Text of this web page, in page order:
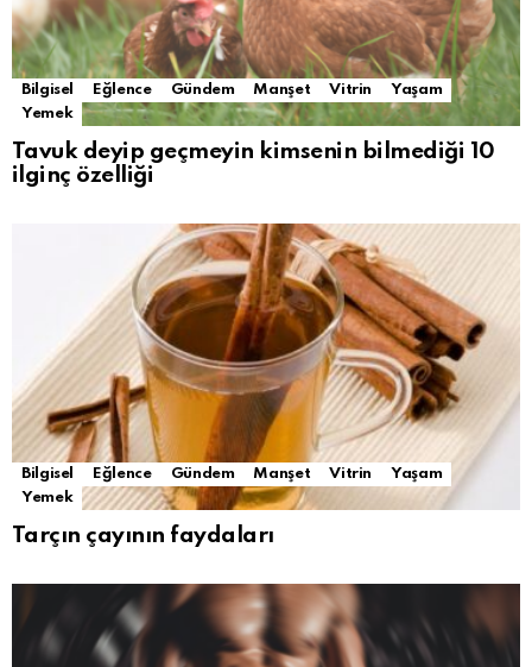
Bilgisel Eğlence Gündem Manşet Vitrin
Yaşam
Yemek
Tavuk deyip geçmeyin kimsenin bilmediği 10
ilginç özelliği
Bilgisel Eğlence Gündem Manşet Vitrin
Yaşam
Yemek
Tarçın çayının faydaları